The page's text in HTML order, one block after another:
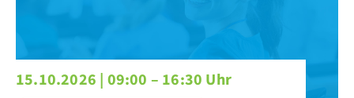
15.10.2026 | 09:00 – 16:30 Uhr